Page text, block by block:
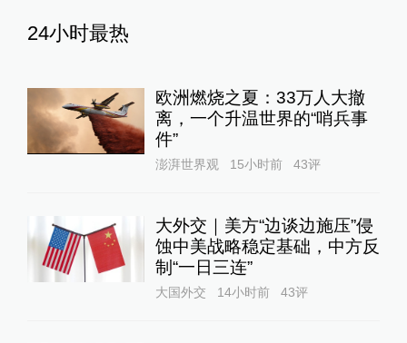
24小时最热
欧洲燃烧之夏：33万人大撤
离，一个升温世界的“哨兵事
件”
澎湃世界观 15小时前 43评
大外交｜美方“边谈边施压”侵
蚀中美战略稳定基础，中方反
制“一日三连”
大国外交 14小时前 43评